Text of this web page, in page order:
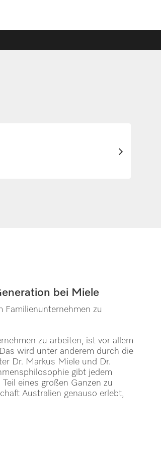
bei Miele
Familienunternehmen zu
zu arbeiten, ist vor allem
wird unter anderem durch die
Dr. Markus Miele und Dr.
gibt jedem
eines großen Ganzen zu
Australien genauso erlebt,